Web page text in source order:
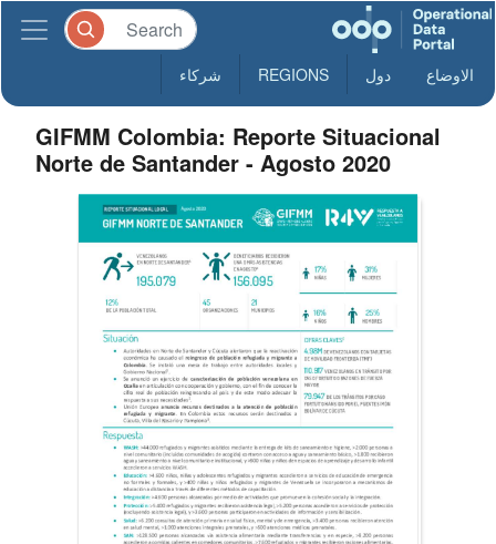
الاوضاع دول REGIONS شركاء
GIFMM Colombia: Reporte Situacional
Norte de Santander - Agosto 2020